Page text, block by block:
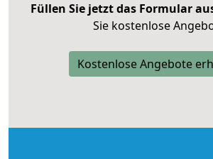
Füllen Sie jetzt das Formular
Sie kostenlose
Kostenlose Angebote